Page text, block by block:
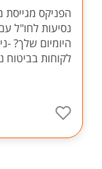
הפניקס מגייסת
נסיעות לחו"ל
היומיום שלך? -
לקוחות בביטוח